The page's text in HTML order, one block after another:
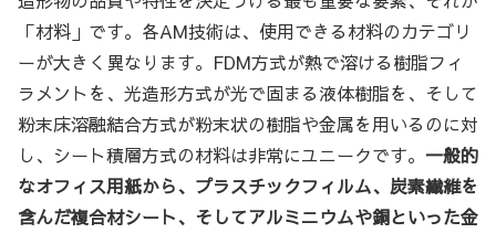
「材料」です。各AM技術は、使用できる材料のカテゴリ
ーが大きく異なります。FDM方式が熱で溶ける樹脂フィ
ラメントを、光造形方式が光で固まる液体樹脂を、そして
粉末床溶融結合方式が粉末状の樹脂や金属を用いるのに対
し、シート積層方式の材料は非常にユニークです。 一般的
なオフィス用紙から、プラスチックフィルム、炭素繊維を
含んだ複合材シート、そしてアルミニウムや銅といった金